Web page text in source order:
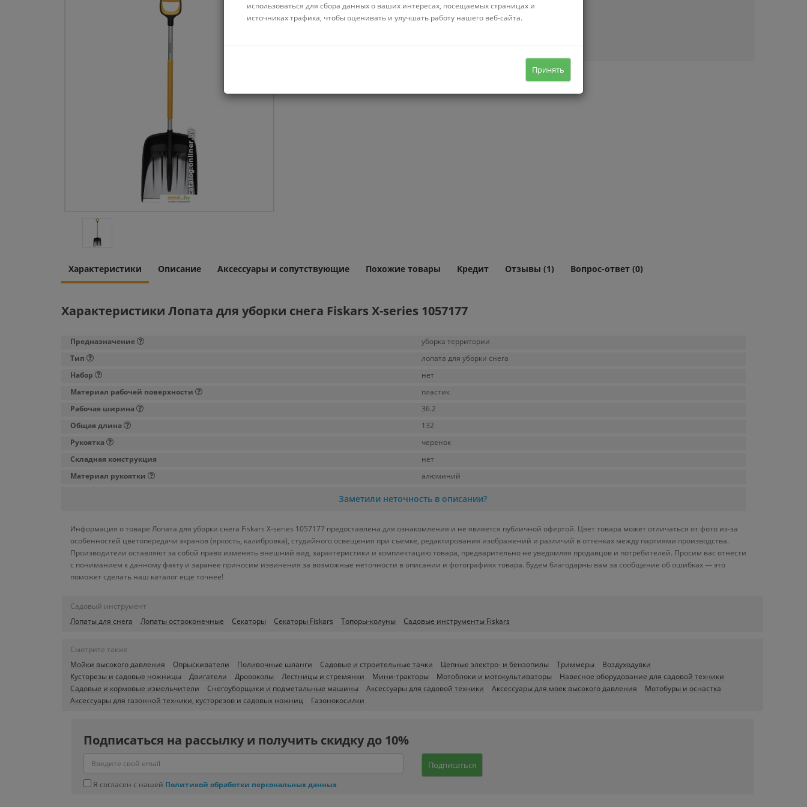
пластик, общая длина 132 см
Нет в наличии
Характеристики Описание Аксессуары и сопутствующие Похожие товары Кредит Отзывы (1) Вопрос-ответ (0)
Характеристики Лопата для уборки снега Fiskars X-series 1057177
Предназначение
уборка территории
Тип
лопата для уборки снега
Набор
нет
Материал рабочей поверхности
пластик
Рабочая ширина
36.2
Общая длина
132
Рукоятка
черенок
Складная конструкция
нет
Материал рукоятки
алюминий
Заметили неточность в описании?
Информация о товаре Лопата для уборки снега Fiskars X-series 1057177 предоставлена для ознакомления и не является публичной офертой. Цвет товара может отличаться от фото из-за
особенностей цветопередачи экранов (яркость, калибровка), студийного освещения при съемке, редактирования изображений и различий в оттенках между партиями производства.
Производители оставляют за собой право изменять внешний вид, характеристики и комплектацию товара, предварительно не уведомляя продавцов и потребителей. Просим вас отнестись
с пониманием к данному факту и заранее приносим извинения за возможные неточности в описании и фотографиях товара. Будем благодарны вам за сообщение об ошибках — это
поможет сделать наш каталог еще точнее!
Садовый инструмент
Лопаты для снега
Лопаты остроконечные Секаторы Секаторы Fiskars Топоры-колуны Садовые инструменты Fiskars
Смотрите также
Мойки высокого давления
Опрыскиватели Поливочные шланги Садовые и строительные тачки Цепные электро- и бензопилы Триммеры
Воздуходувки
Кусторезы и садовые ножницы
Двигатели Дровоколы Лестницы и стремянки Мини-тракторы Мотоблоки и мотокультиваторы
Навесное оборудование для садовой техники
Садовые и кормовые измельчители
Снегоуборщики и подметальные машины Аксессуары для садовой техники Аксессуары для моек высокого давления
Мотобуры и оснастка
Аксессуары для газонной техники, кусторезов и садовых ножниц
Газонокосилки
Подписаться на рассылку и получить скидку до 10%
Подписаться
Я согласен с нашей Политикой обработки персональных данных
использоваться для сбора данных о ваших интересах, посещаемых страницах и
источниках трафика, чтобы оценивать и улучшать работу нашего веб-сайта.
Принять